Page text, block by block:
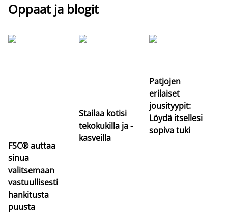
Oppaat ja blogit
FSC® auttaa
sinua
valitsemaan
vastuullisesti
hankitusta
puusta
Stailaa kotisi
tekokukilla ja -
kasveilla
Patjojen
erilaiset
jousityypit:
Löydä itsellesi
sopiva tuki